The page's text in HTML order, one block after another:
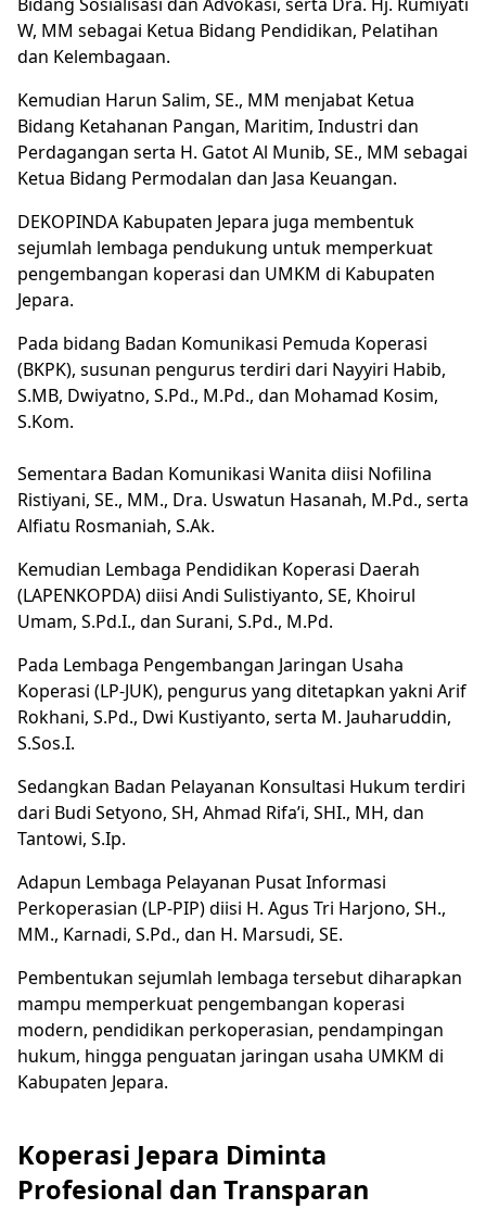
W, MM sebagai Ketua Bidang Pendidikan, Pelatihan
dan Kelembagaan.
Kemudian Harun Salim, SE., MM menjabat Ketua
Bidang Ketahanan Pangan, Maritim, Industri dan
Perdagangan serta H. Gatot Al Munib, SE., MM sebagai
Ketua Bidang Permodalan dan Jasa Keuangan.
DEKOPINDA Kabupaten Jepara juga membentuk
sejumlah lembaga pendukung untuk memperkuat
pengembangan koperasi dan UMKM di Kabupaten
Jepara.
Pada bidang Badan Komunikasi Pemuda Koperasi
(BKPK), susunan pengurus terdiri dari Nayyiri Habib,
S.MB, Dwiyatno, S.Pd., M.Pd., dan Mohamad Kosim,
S.Kom.
Sementara Badan Komunikasi Wanita diisi Nofilina
Ristiyani, SE., MM., Dra. Uswatun Hasanah, M.Pd., serta
Alfiatu Rosmaniah, S.Ak.
Kemudian Lembaga Pendidikan Koperasi Daerah
(LAPENKOPDA) diisi Andi Sulistiyanto, SE, Khoirul
Umam, S.Pd.I., dan Surani, S.Pd., M.Pd.
Pada Lembaga Pengembangan Jaringan Usaha
Koperasi (LP-JUK), pengurus yang ditetapkan yakni Arif
Rokhani, S.Pd., Dwi Kustiyanto, serta M. Jauharuddin,
S.Sos.I.
Sedangkan Badan Pelayanan Konsultasi Hukum terdiri
dari Budi Setyono, SH, Ahmad Rifa’i, SHI., MH, dan
Tantowi, S.Ip.
Adapun Lembaga Pelayanan Pusat Informasi
Perkoperasian (LP-PIP) diisi H. Agus Tri Harjono, SH.,
MM., Karnadi, S.Pd., dan H. Marsudi, SE.
Pembentukan sejumlah lembaga tersebut diharapkan
mampu memperkuat pengembangan koperasi
modern, pendidikan perkoperasian, pendampingan
hukum, hingga penguatan jaringan usaha UMKM di
Kabupaten Jepara.
Koperasi Jepara Diminta
Profesional dan Transparan